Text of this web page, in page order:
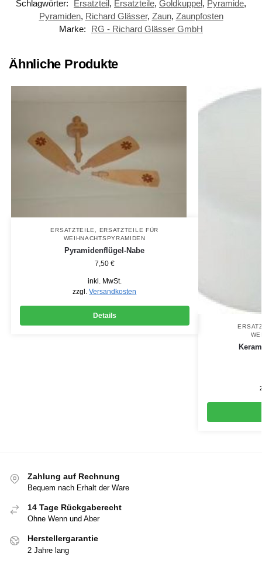
Schlagwörter: Ersatzteil , Ersatzteile, Goldkuppel , Pyramide,
Pyramiden, Richard Glässer, Zaun, Zaunpfosten
Marke:
RG - Richard Glässer GmbH
Ähnliche Produkte
ERSATZTEILE
ERSATZTEILE FÜR
WEIHNACHTSPYRAMIDEN
Pyramidenflügel-Nabe
7,50 €
inkl. MwSt.
zzgl.Versandkosten
Details
Zahlung auf Rechnung
Bequem nach Erhalt der Ware
14 Tage Rückgaberecht
Ohne Wenn und Aber
Herstellergarantie
2 Jahre lang